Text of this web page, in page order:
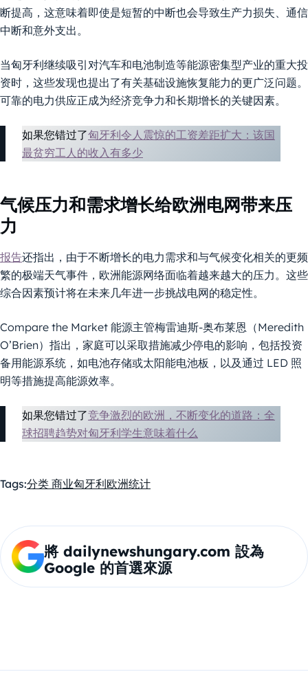
断提高，这意味着即使是短暂的中断也会导致生产力损失、通信
中断和意外支出。
当匈牙利继续吸引对汽车和电池制造等能源密集型产业的重大投
资时，这些发现也提出了有关基础设施恢复能力的更广泛问题。
可靠的电力供应正成为经济竞争力和长期增长的关键因素。
如果您错过了匈牙利令人震惊的工资差距扩大：该国
最贫穷工人的收入有多少
气候压力和需求增长给欧洲电网带来压
力
报告还指出，由于不断增长的电力需求和与气候变化相关的更频
繁的极端天气事件，欧洲能源网络面临着越来越大的压力。这些
综合因素预计将在未来几年进一步挑战电网的稳定性。
Compare the Market 能源主管梅雷迪斯-奥布莱恩（Meredith
O’Brien）指出，家庭可以采取措施减少停电的影响，包括投资
备用能源系统，如电池存储或太阳能电池板，以及通过 LED 照
明等措施提高能源效率。
如果您错过了竞争激烈的欧洲，不断变化的道路：全
球招聘趋势对匈牙利学生意味着什么
Tags:分类 商业匈牙利欧洲统计
將 dailynewshungary.com 設為
Google 的首選來源